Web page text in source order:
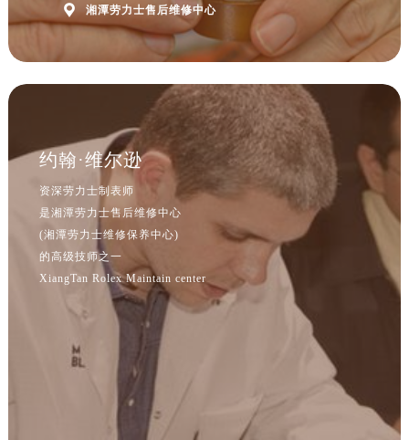
 湘潭劳力士售后维修中心
约翰·维尔逊
资深劳力士制表师
是湘潭劳力士售后维修中心
(湘潭劳力士维修保养中心)
的高级技师之一
XiangTan Rolex Maintain center